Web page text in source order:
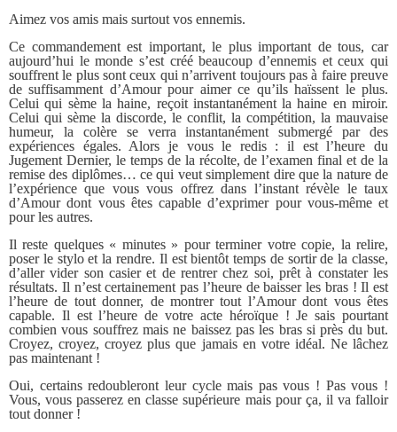
Aimez vos amis mais surtout vos ennemis.
Ce commandement est important, le plus important de tous, car
aujourd’hui le monde s’est créé beaucoup d’ennemis et ceux qui
souffrent le plus sont ceux qui n’arrivent toujours pas à faire preuve
de suffisamment d’Amour pour aimer ce qu’ils haïssent le plus.
Celui qui sème la haine, reçoit instantanément la haine en miroir.
Celui qui sème la discorde, le conflit, la compétition, la mauvaise
humeur, la colère se verra instantanément submergé par des
expériences égales. Alors je vous le redis : il est l’heure du
Jugement Dernier, le temps de la récolte, de l’examen final et de la
remise des diplômes… ce qui veut simplement dire que la nature de
l’expérience que vous vous offrez dans l’instant révèle le taux
d’Amour dont vous êtes capable d’exprimer pour vous-même et
pour les autres.
Il reste quelques « minutes » pour terminer votre copie, la relire,
poser le stylo et la rendre. Il est bientôt temps de sortir de la classe,
d’aller vider son casier et de rentrer chez soi, prêt à constater les
résultats. Il n’est certainement pas l’heure de baisser les bras ! Il est
l’heure de tout donner, de montrer tout l’Amour dont vous êtes
capable. Il est l’heure de votre acte héroïque ! Je sais pourtant
combien vous souffrez mais ne baissez pas les bras si près du but.
Croyez, croyez, croyez plus que jamais en votre idéal. Ne lâchez
pas maintenant !
Oui, certains redoubleront leur cycle mais pas vous ! Pas vous !
Vous, vous passerez en classe supérieure mais pour ça, il va falloir
tout donner !